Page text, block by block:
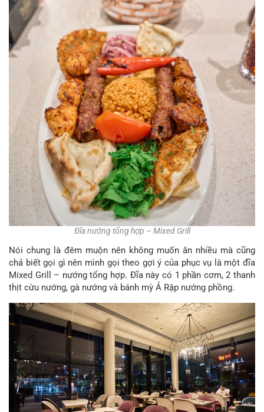
Đĩa nướng tổng hợp – Mixed Grill
Nói chung là đêm muộn nên không muốn ăn nhiều mà cũng
chả biết gọi gì nên mình gọi theo gợi ý của phục vụ là một đĩa
Mixed Grill – nướng tổng hợp. Đĩa này có 1 phần cơm, 2 thanh
thịt cừu nướng, gà nướng và bánh mỳ Ả Rập nướng phồng.